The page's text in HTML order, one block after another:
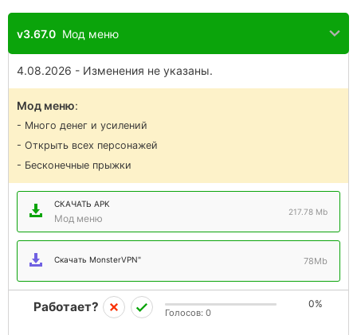
v3.67.0 Мод меню
4.08.2026 - Изменения не указаны.
Мод меню:
- Много денег и усилений
- Открыть всех персонажей
- Бесконечные прыжки
СКАЧАТЬ APK
Мод меню
217.78 Mb
Скачать MonsterVPN" 78Mb
Работает? 0%
Голосов: 0